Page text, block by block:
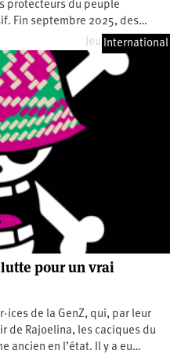
protecteurs du peuple
Fin septembre 2025, des…
Jeudi 7 mai 2026
International
pour un vrai
de la GenZ, qui, par leur
de Rajoelina, les caciques du
ancien en l’état. Il y a eu…